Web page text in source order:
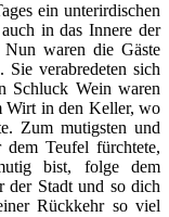
ein unterirdischen
in das Innere der
waren die Gäste
verabredeten sich
Schluck Wein waren
Wirt in den Keller, wo
Zum mutigsten und
Teufel fürchtete,
bist, folge dem
der Stadt und so dich
Rückkehr so viel